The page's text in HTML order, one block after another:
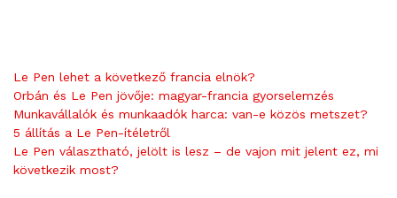
Le Pen lehet a következő francia elnök?
Orbán és Le Pen jövője: magyar-francia gyorselemzés
Munkavállalók és munkaadók harca: van-e közös metszet?
5 állítás a Le Pen-ítéletről
Le Pen választható, jelölt is lesz – de vajon mit jelent ez, mi
következik most?